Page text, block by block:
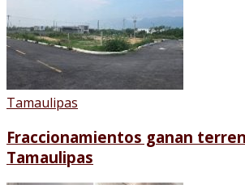
Tamaulipas
Fraccionamientos ganan
Tamaulipas